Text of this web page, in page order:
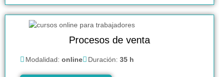
Procesos de venta
Modalidad: online Duración: 35 h